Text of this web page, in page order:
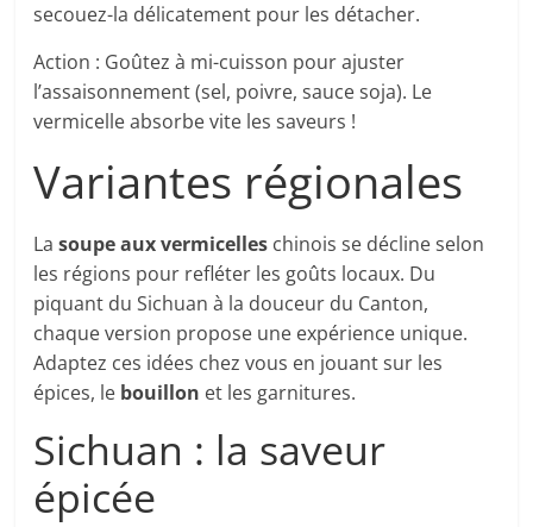
secouez-la délicatement pour les détacher.
Action : Goûtez à mi-cuisson pour ajuster
l’assaisonnement (sel, poivre, sauce soja). Le
vermicelle absorbe vite les saveurs !
Variantes régionales
Lasoupe aux vermicelles chinois se décline selon
les régions pour refléter les goûts locaux. Du
piquant du Sichuan à la douceur du Canton,
chaque version propose une expérience unique.
Adaptez ces idées chez vous en jouant sur les
épices, le bouillon et les garnitures.
Sichuan : la saveur
épicée